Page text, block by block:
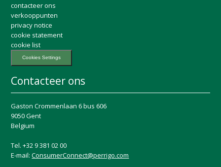
contacteer ons
verkooppunten
privacy notice
cookie statement
cookie list
Cookies Settings
Contacteer ons
Gaston Crommenlaan 6 bus 606
9050 Gent
Belgium
Tel. +32 9 381 02 00
E-mail:ConsumerConnect@perrigo.com